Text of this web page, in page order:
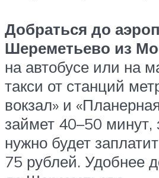
Добраться до
Шереметьево из
на автобусе или на
такси от станций
вокзал» и
займет 40–50 минут,
нужно будет
75 рублей. Удобнее